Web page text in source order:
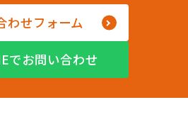
わせフォーム
でお問い合わせ